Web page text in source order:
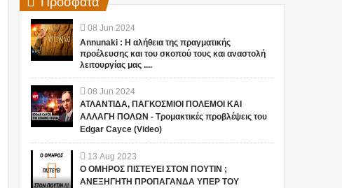
08 Jun 2024
Annunaki : Η αλήθεια της πραγματικής
προέλευσης και του σκοπού τους και αναστολή
λειτουργίας μας ....
08 Jun 2024
ΑΤΛΑΝΤΙΔΑ, ΠΑΓΚΟΣΜΙΟΙ ΠΟΛΕΜΟΙ ΚΑΙ
ΑΛΛΑΓΗ ΠΟΛΩΝ - Τρομακτικές προβλέψεις του
Edgar Cayce (Video)
13 Aug 2023
Ο ΟΜΗΡΟΣ ΠΙΣΤΕΥΕΙ ΣΤΟΝ ΠΟΥΤΙΝ ;
ΑΝΕΞΗΓΗΤΗ ΠΡΟΠΑΓΑΝΔΑ ΥΠΕΡ ΤΟΥ